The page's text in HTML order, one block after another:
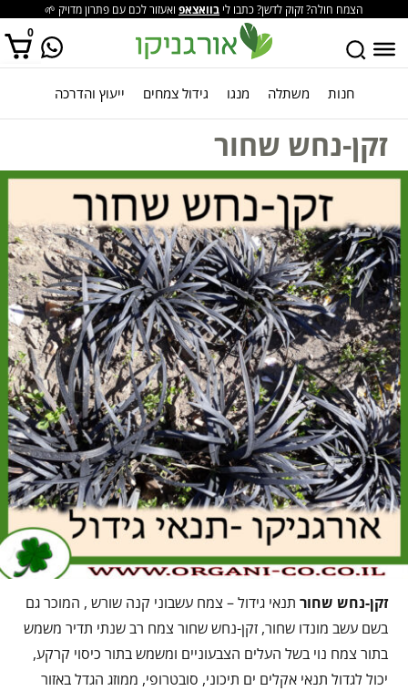
הצמח חולה? זקוק לדשן? כתבו לי בוואצאפ ואעזור לכם עם פתרון מדויק 🌱
0
אין מוצרים בסל הקניות. חנות משתלה מנגו גידול צמחים ייעוץ והדרכה
זקן-נחש שחור
זקן-נחש שחור תנאי גידול – צמח עשבוני קנה שורש , המוכר גם
בשם עשב מונדו שחור, זקן-נחש שחור צמח רב שנתי תדיר משמש
בתור צמח נוי בשל העלים הצבעוניים ומשמש בתור כיסוי קרקע,
יכול לגדול תנאי אקלים ים תיכוני, סובטרופי, ממוזג הגדל באזור